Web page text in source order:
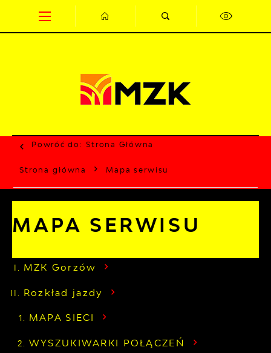
Przejdź do menu.
Przejdź do wyszukiwarki.
Przejdź do treści.
Przejdź do ustawień wielkości czcionki.
Wyłącz wersję kontrastową strony.
Powróć do: Strona Główna
Strona główna Mapa serwisu
MAPA SERWISU
MZK Gorzów
Rozkład jazdy
MAPA SIECI
WYSZUKIWARKI POŁĄCZEŃ